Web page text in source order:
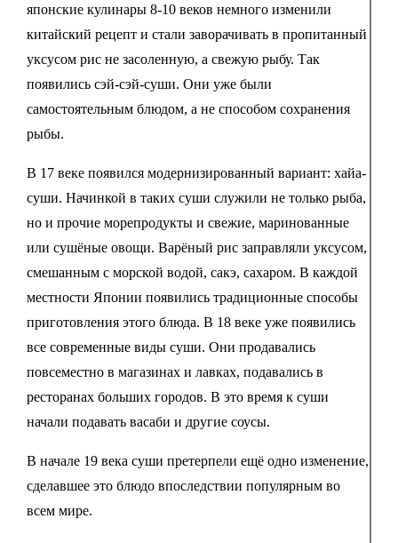
японские кулинары 8-10 веков немного изменили
китайский рецепт и стали заворачивать в пропитанный
уксусом рис не засоленную, а свежую рыбу. Так
появились сэй-сэй-суши. Они уже были
самостоятельным блюдом, а не способом сохранения
рыбы.
В 17 веке появился модернизированный вариант: хайа-
суши. Начинкой в таких суши служили не только рыба,
но и прочие морепродукты и свежие, маринованные
или сушёные овощи. Варёный рис заправляли уксусом,
смешанным с морской водой, сакэ, сахаром. В каждой
местности Японии появились традиционные способы
приготовления этого блюда. В 18 веке уже появились
все современные виды суши. Они продавались
повсеместно в магазинах и лавках, подавались в
ресторанах больших городов. В это время к суши
начали подавать васаби и другие соусы.
В начале 19 века суши претерпели ещё одно изменение,
сделавшее это блюдо впоследствии популярным во
всем мире.